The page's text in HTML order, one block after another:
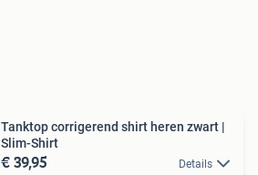
Tanktop corrigerend shirt heren zwart |
Slim-Shirt
€ 39,95 Details